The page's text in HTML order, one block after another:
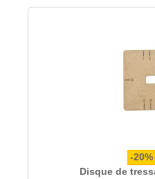
-20%
Disque de